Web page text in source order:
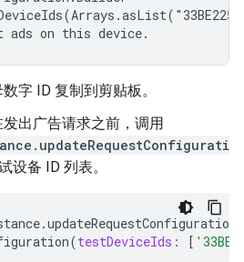
ads on this device.
字 ID 复制到剪贴板。
出广告请求之前，调用
设备 ID 列表。
.updateRequestConfiguration
(testDeviceIds: [